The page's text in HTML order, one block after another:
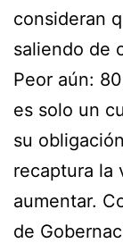
consideran
saliendo de
Peor aún:
es solo un
su
recaptura la
aumentar.
de